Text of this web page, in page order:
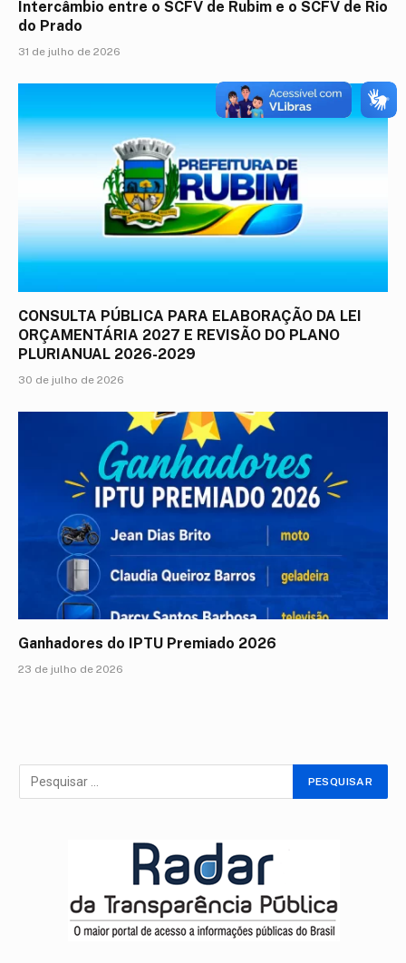
Intercâmbio entre o SCFV de Rubim e o SCFV de Rio
do Prado
31 de julho de 2026
CONSULTA PÚBLICA PARA ELABORAÇÃO DA LEI
ORÇAMENTÁRIA 2027 E REVISÃO DO PLANO
PLURIANUAL 2026-2029
30 de julho de 2026
Ganhadores do IPTU Premiado 2026
23 de julho de 2026